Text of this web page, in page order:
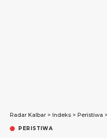
Radar Kalbar > Indeks > Peristiwa >
PERISTIWA